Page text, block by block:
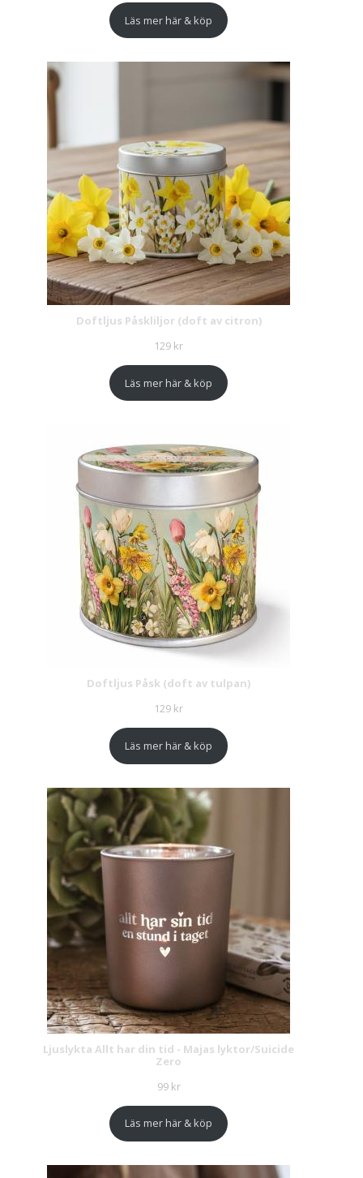
Läs mer här & köp
Doftljus Påskliljor (doft av citron)
129 kr
Läs mer här & köp
Doftljus Påsk (doft av tulpan)
129 kr
Läs mer här & köp
Ljuslykta Allt har din tid - Majas lyktor/Suicide
Zero
99 kr
Läs mer här & köp